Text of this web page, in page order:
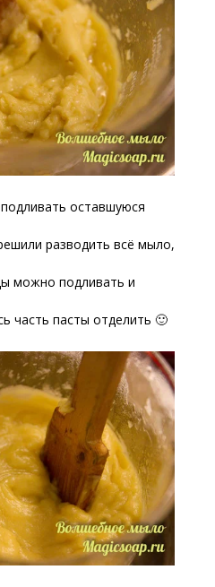
оставшуюся
разводить всё мыло,
можно подливать и
часть пасты отделить 🙂